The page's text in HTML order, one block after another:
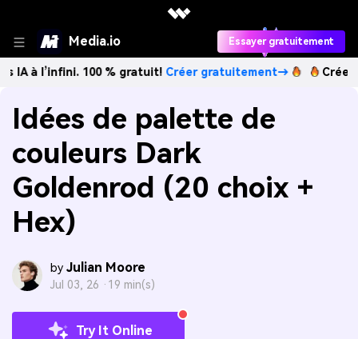
Media.io Essayer gratuitement
100 % gratuit!Créer gratuitement→ Créez des
Idées de palette de
couleurs Dark
Goldenrod (20 choix +
Hex)
by Julian Moore
Jul 03, 26 · 19 min(s)
Try It Online